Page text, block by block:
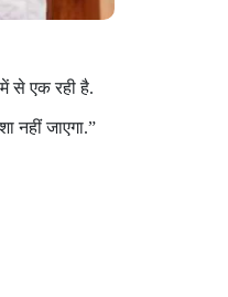
से एक रही है.
नहीं जाएगा.”